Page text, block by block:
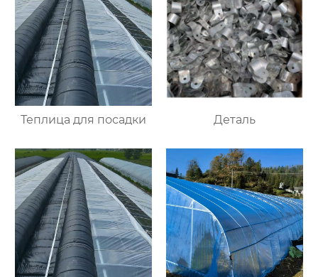
Теплица для посадки Деталь